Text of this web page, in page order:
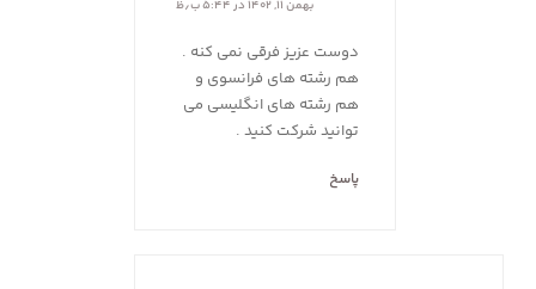
بهمن ۱۱, ۱۴۰۲ در ۵:۴۴ ب٫ظ
دوست عزیز فرقی نمی کنه .
هم رشته های فرانسوی و
هم رشته های انگلیسی می
توانید شرکت کنید .
پاسخ